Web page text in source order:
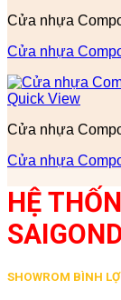
Cửa nhựa
Cửa nhựa
Quick View
Cửa nhựa
Cửa nhựa
HỆ
SHOWROM BÌNH